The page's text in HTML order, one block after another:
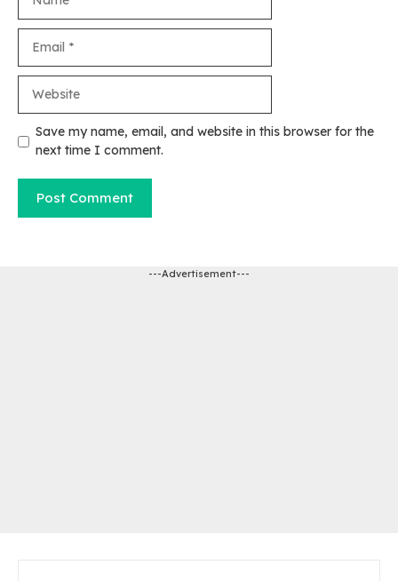
Save my name, email, and website in this browser for the
next time I comment.
---Advertisement---